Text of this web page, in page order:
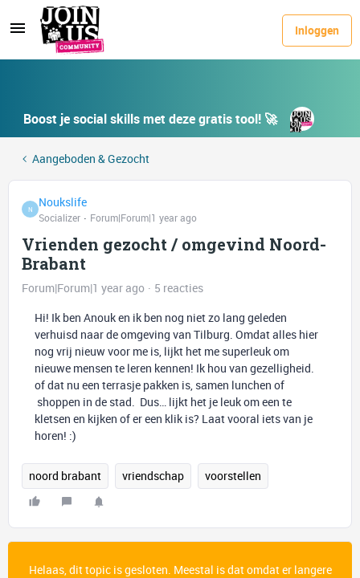
Inloggen
Boost je social skills met deze gratis tool! 🚀
Aangeboden & Gezocht
N Noukslife
Socializer Forum|Forum|1 year ago
Vrienden gezocht / omgevind Noord-
Brabant
Forum|Forum|1 year ago
5 reacties
Hi! Ik ben Anouk en ik ben nog niet zo lang geleden
verhuisd naar de omgeving van Tilburg. Omdat alles hier
nog vrij nieuw voor me is, lijkt het me superleuk om
nieuwe mensen te leren kennen! Ik hou van gezelligheid.
of dat nu een terrasje pakken is, samen lunchen of
shoppen in de stad. Dus… lijkt het je leuk om een te
kletsen en kijken of er een klik is? Laat vooral iets van je
horen! :)
noord brabant vriendschap voorstellen
Helaas, dit topic is gesloten. Meestal is dat omdat er langere